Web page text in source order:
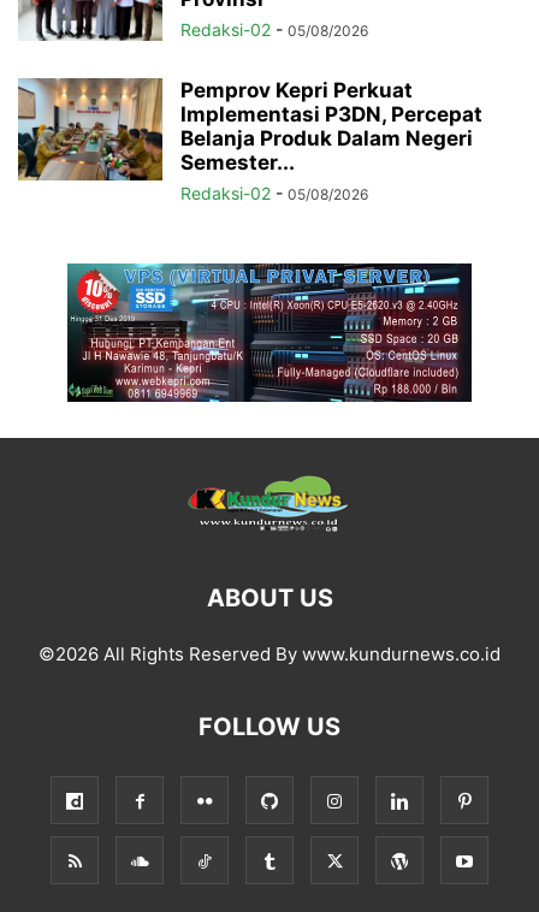
Redaksi-02 - 05/08/2026
Pemprov Kepri Perkuat
Implementasi P3DN, Percepat
Belanja Produk Dalam Negeri
Semester...
Redaksi-02 - 05/08/2026
ABOUT US
©2026 All Rights Reserved By www.kundurnews.co.id
FOLLOW US